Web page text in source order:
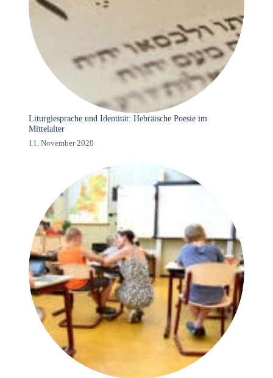
Liturgiesprache und Identität: Hebräische Poesie im
Mittelalter
11. November 2020